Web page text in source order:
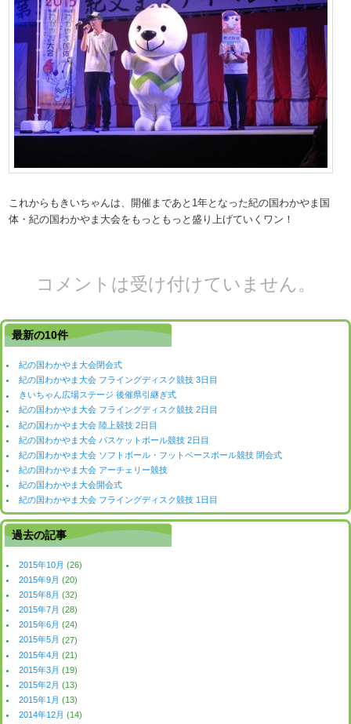
これからもきいちゃんは、開催まであと1年となった紀の国わかやま国
体・紀の国わかやま大会をもっともっと盛り上げていくワン！
コメントは受け付けていません。
最新の10件
紀の国わかやま大会閉会式
紀の国わかやま大会 フライングディスク競技 3日目
きいちゃん広場ステージ 後催県引継ぎ式
紀の国わかやま大会 フライングディスク競技 2日目
紀の国わかやま大会 陸上競技 2日目
紀の国わかやま大会 バスケットボール競技 2日目
紀の国わかやま大会 ソフトボール・フットベースボール競技 閉会式
紀の国わかやま大会 アーチェリー競技
紀の国わかやま大会開会式
紀の国わかやま大会 フライングディスク競技 1日目
過去の記事
2015年10月 (26)
2015年9月 (20)
2015年8月 (32)
2015年7月 (28)
2015年6月 (24)
2015年5月 (27)
2015年4月 (21)
2015年3月 (19)
2015年2月 (13)
2015年1月 (13)
2014年12月 (14)